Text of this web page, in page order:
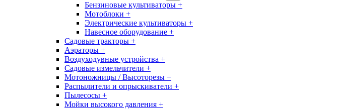
Бензиновые культиваторы +
Мотоблоки +
Электрические культиваторы +
Навесное оборудование +
Садовые тракторы +
Аэраторы +
Воздуходувные устройства +
Садовые измельчители +
Мотоножницы / Высоторезы +
Распылители и опрыскиватели +
Пылесосы +
Мойки высокого давления +